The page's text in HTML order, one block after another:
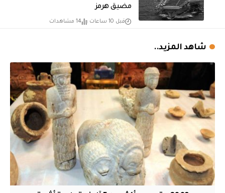
مضيق هرمز
قبل 10 ساعات 14 مشاهدات
شاهد المزيد..